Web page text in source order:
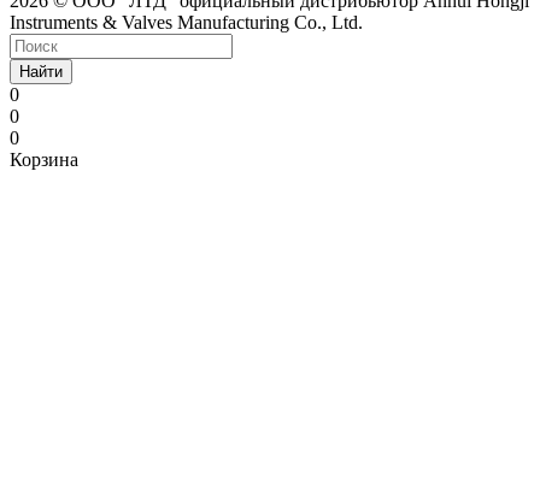
Instruments & Valves Manufacturing Co., Ltd.
Найти
0
0
0
Корзина